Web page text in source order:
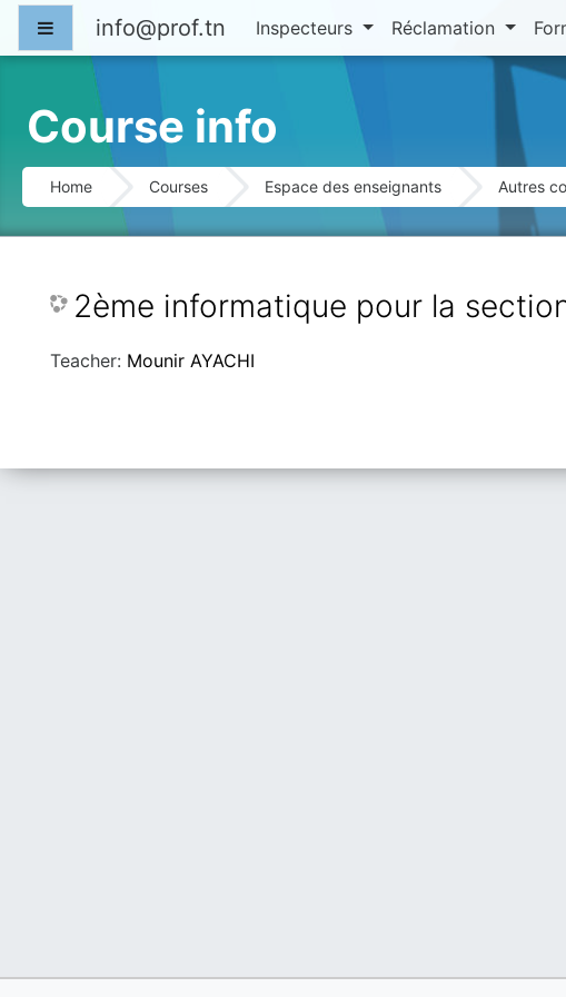
Skip to main content
Side panel
info@prof.tn Inspecteurs Réclamation
Course info
Home Courses Espace des enseignants Autres
2ème informatique pour la
Teacher: Mounir AYACHI